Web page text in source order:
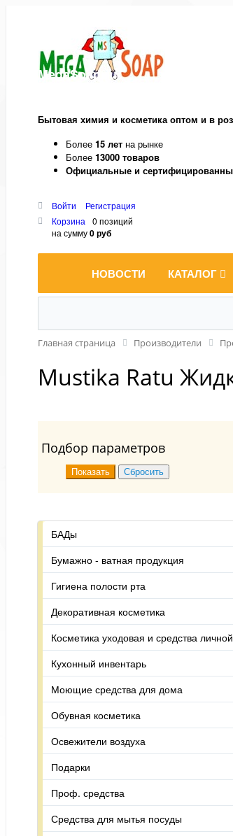
MegaSoap.ru
Бытовая химия и косметика оптом и в
Более 15 лет на рынке
Более 13000 товаров
Официальные и
Войти
Регистрация
Корзина
0 позиций
на сумму0 руб
НОВОСТИ КАТАЛОГ
Главная страница Производители
Mustika Ratu
Подбор параметров
БАДы
Бумажно - ватная продукция
Гигиена полости рта
Декоративная косметика
Косметика уходовая и средства
Кухонный инвентарь
Моющие средства для дома
Обувная косметика
Освежители воздуха
Подарки
Проф. средства
Средства для мытья посуды